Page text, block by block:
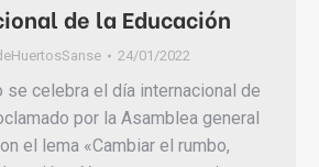
de la Educación
24/01/2022
se celebra el día internacional de
por la Asamblea general
el lema «Cambiar el rumbo,